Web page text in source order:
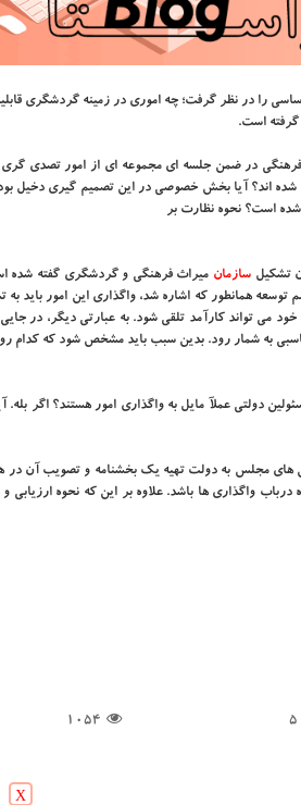
را در نظر گرفت؛ چه اموری در زمینه گردشگری
است.
در ضمن جلسه ای مجموعه ای از امور تصدی گری
شده اند؟ آیا بخش خصوصی در این تصمیم گیری دخیل
شده است؟ نحوه نظارت بر
تشکیل سازمان میراث فرهنگی و گردشگری گفته شده
و جهانگردی واگذار شود اما در ماده (۱۰۰) قانون برنامه ششم توسعه همانطور که اشاره شد، واگذاری
می تواند کارآمد تلقی شود. به عبارتی دیگر، در
به شمار رود. بدین سبب باید مشخص شود که کدام
دولتی عملآ مایل به واگذاری امور هستند؟ اگر
مجلس به دولت تهیه یک بخشنامه و تصویب آن در
واگذاری ها باشد. علاوه بر این که نحوه ارزیابی
1054
X